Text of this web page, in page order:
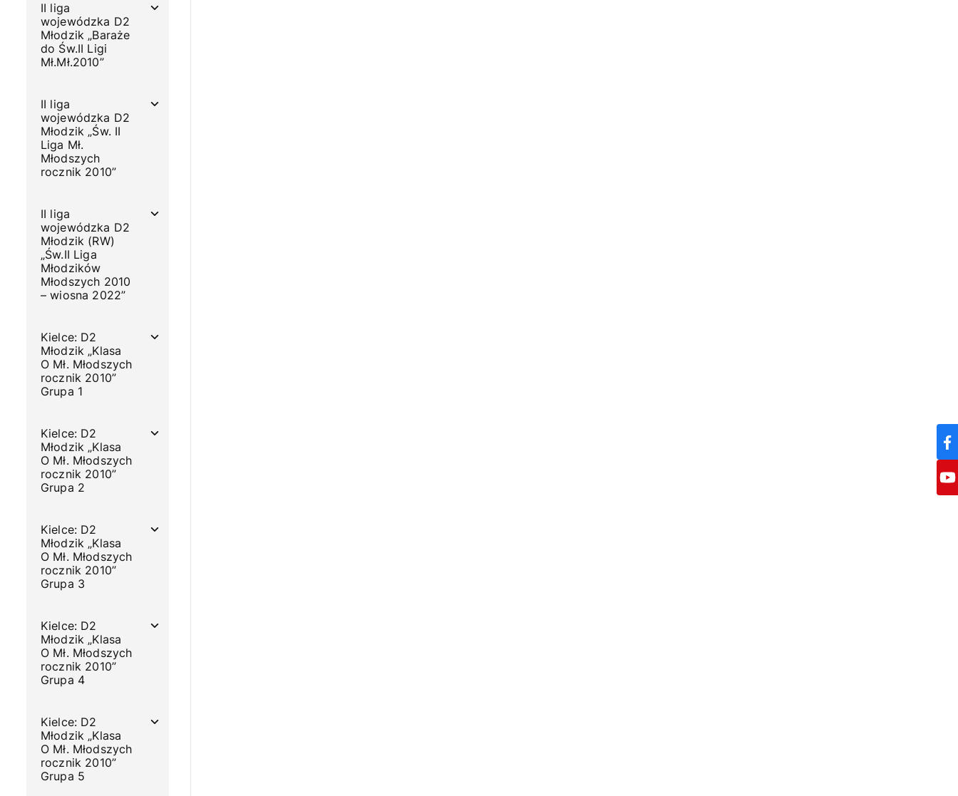
II liga
wojewódzka D2
Młodzik „Baraże
do Św.II Ligi
Mł.Mł.2010”
II liga
wojewódzka D2
Młodzik „Św. II
Liga Mł.
Młodszych
rocznik 2010”
II liga
wojewódzka D2
Młodzik (RW)
„Św.II Liga
Młodzików
Młodszych 2010
– wiosna 2022”
Kielce: D2
Młodzik „Klasa
O Mł. Młodszych
rocznik 2010”
Grupa 1
Kielce: D2
Młodzik „Klasa
O Mł. Młodszych
rocznik 2010”
Grupa 2
Kielce: D2
Młodzik „Klasa
O Mł. Młodszych
rocznik 2010”
Grupa 3
Kielce: D2
Młodzik „Klasa
O Mł. Młodszych
rocznik 2010”
Grupa 4
Kielce: D2
Młodzik „Klasa
O Mł. Młodszych
rocznik 2010”
Grupa 5